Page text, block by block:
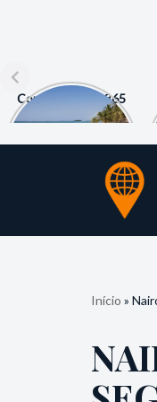
Como visitar as 365
ilhas de San Blas?
Início »